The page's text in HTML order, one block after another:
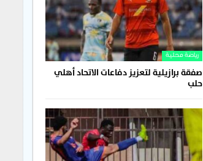
رياضة محلية
صفقة برازيلية لتعزيز دفاعات الاتحاد أهلي
حلب